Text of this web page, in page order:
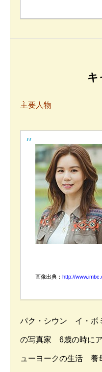
キ
主要人物
画像出典： http://
パク・シウン イ・ボ
の写真家 6歳の時に
ューヨークの生活 養